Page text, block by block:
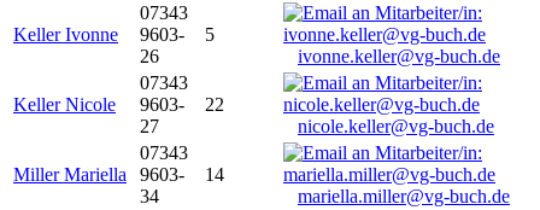
Keller Ivonne
07343
9603-
26
5
ivonne.keller@vg-buch.de
Keller Nicole
07343
9603-
27
22
nicole.keller@vg-buch.de
Miller Mariella
07343
9603-
34
14
mariella.miller@vg-buch.de